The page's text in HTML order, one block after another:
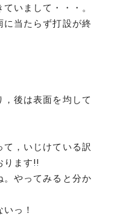
いまして・・・。
当たらず打設が終
後は表面を均して
，いじけている訳
ります!!
。やってみると分か
っ！